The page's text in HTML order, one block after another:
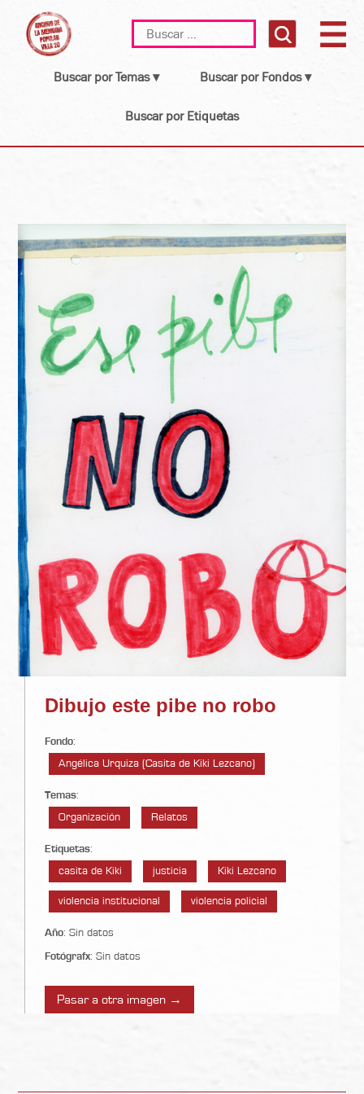
content
Buscar:
Buscar por Temas ▾ Buscar por Fondos ▾
Buscar por Etiquetas
Dibujo este pibe no robo
Fondo:
Angélica Urquiza (Casita de Kiki Lezcano)
Temas:
Organización
Relatos
Etiquetas:
casita de Kiki
justicia Kiki Lezcano
violencia institucional violencia policial
Año: Sin datos
Fotógrafx: Sin datos
Pasar a otra imagen →